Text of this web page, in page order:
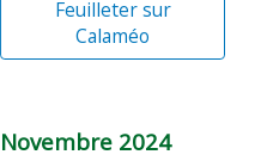
Feuilleter sur
Calaméo
Novembre 2024